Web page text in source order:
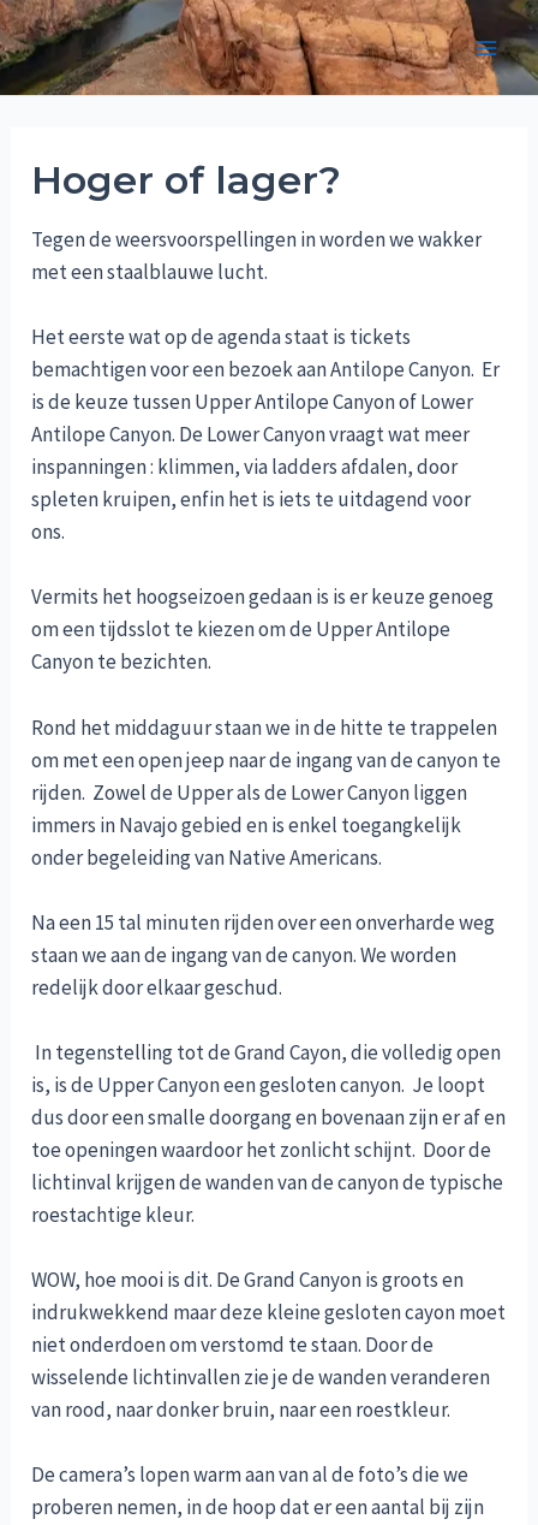
Skip
to
content
Main
Hoger of lager?
Tegen de weersvoorspellingen in worden we wakker
met een staalblauwe lucht.
Het eerste wat op de agenda staat is tickets
bemachtigen voor een bezoek aan Antilope Canyon. Er
is de keuze tussen Upper Antilope Canyon of Lower
Antilope Canyon. De Lower Canyon vraagt wat meer
inspanningen : klimmen, via ladders afdalen, door
spleten kruipen, enfin het is iets te uitdagend voor
ons.
Vermits het hoogseizoen gedaan is is er keuze genoeg
om een tijdsslot te kiezen om de Upper Antilope
Canyon te bezichten.
Rond het middaguur staan we in de hitte te trappelen
om met een open jeep naar de ingang van de canyon te
rijden. Zowel de Upper als de Lower Canyon liggen
immers in Navajo gebied en is enkel toegangkelijk
onder begeleiding van Native Americans.
Na een 15 tal minuten rijden over een onverharde weg
staan we aan de ingang van de canyon. We worden
redelijk door elkaar geschud.
In tegenstelling tot de Grand Cayon, die volledig open
is, is de Upper Canyon een gesloten canyon. Je loopt
dus door een smalle doorgang en bovenaan zijn er af en
toe openingen waardoor het zonlicht schijnt. Door de
lichtinval krijgen de wanden van de canyon de typische
roestachtige kleur.
WOW, hoe mooi is dit. De Grand Canyon is groots en
indrukwekkend maar deze kleine gesloten cayon moet
niet onderdoen om verstomd te staan. Door de
wisselende lichtinvallen zie je de wanden veranderen
van rood, naar donker bruin, naar een roestkleur.
De camera’s lopen warm aan van al de foto’s die we
proberen nemen, in de hoop dat er een aantal bij zijn